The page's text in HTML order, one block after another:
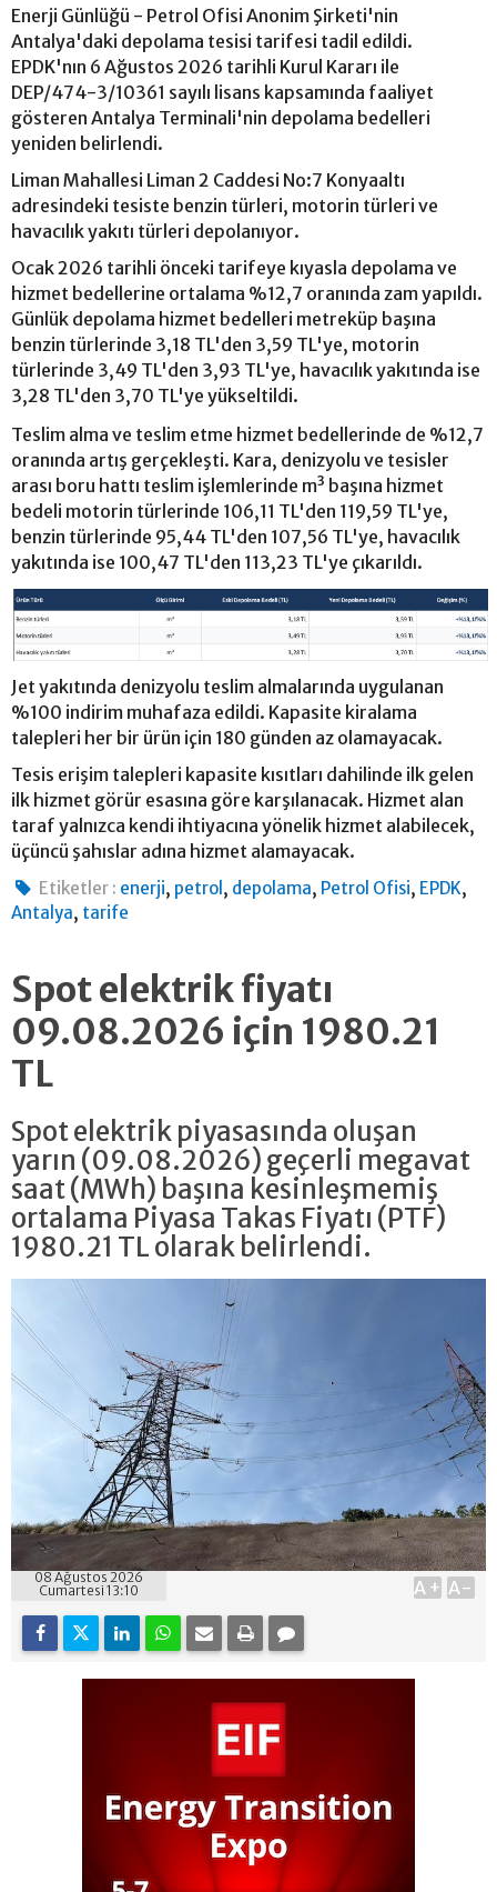
Enerji Günlüğü - Petrol Ofisi Anonim Şirketi'nin
Antalya'daki depolama tesisi tarifesi tadil edildi.
EPDK'nın 6 Ağustos 2026 tarihli Kurul Kararı ile
DEP/474-3/10361 sayılı lisans kapsamında faaliyet
gösteren Antalya Terminali'nin depolama bedelleri
yeniden belirlendi.
Liman Mahallesi Liman 2 Caddesi No:7 Konyaaltı
adresindeki tesiste benzin türleri, motorin türleri ve
havacılık yakıtı türleri depolanıyor.
Ocak 2026 tarihli önceki tarifeye kıyasla depolama ve
hizmet bedellerine ortalama %12,7 oranında zam yapıldı.
Günlük depolama hizmet bedelleri metreküp başına
benzin türlerinde 3,18 TL'den 3,59 TL'ye, motorin
türlerinde 3,49 TL'den 3,93 TL'ye, havacılık yakıtında ise
3,28 TL'den 3,70 TL'ye yükseltildi.
Teslim alma ve teslim etme hizmet bedellerinde de %12,7
oranında artış gerçekleşti. Kara, denizyolu ve tesisler
arası boru hattı teslim işlemlerinde m³ başına hizmet
bedeli motorin türlerinde 106,11 TL'den 119,59 TL'ye,
benzin türlerinde 95,44 TL'den 107,56 TL'ye, havacılık
yakıtında ise 100,47 TL'den 113,23 TL'ye çıkarıldı.
Jet yakıtında denizyolu teslim almalarında uygulanan
%100 indirim muhafaza edildi. Kapasite kiralama
talepleri her bir ürün için 180 günden az olamayacak.
Tesis erişim talepleri kapasite kısıtları dahilinde ilk gelen
ilk hizmet görür esasına göre karşılanacak. Hizmet alan
taraf yalnızca kendi ihtiyacına yönelik hizmet alabilecek,
üçüncü şahıslar adına hizmet alamayacak.
Etiketler : enerji, petrol , depolama, Petrol Ofisi, EPDK,
Antalya, tarife
Spot elektrik fiyatı
09.08.2026 için 1980.21
TL
Spot elektrik piyasasında oluşan
yarın (09.08.2026) geçerli megavat
saat (MWh) başına kesinleşmemiş
ortalama Piyasa Takas Fiyatı (PTF)
1980.21 TL olarak belirlendi.
08 Ağustos 2026
Cumartesi 13:10
A+ A-